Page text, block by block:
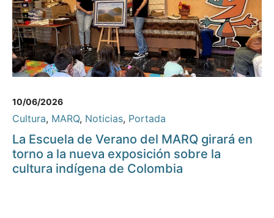
10/06/2026
Cultura, MARQ, Noticias, Portada
La Escuela de Verano del MARQ girará en
torno a la nueva exposición sobre la
cultura indígena de Colombia